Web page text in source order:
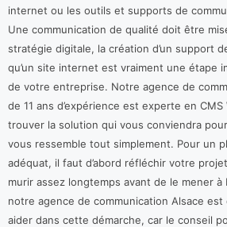
internet ou les outils et supports de
Une communication de qualité doit être
stratégie digitale, la création d’un support
qu’un site internet est vraiment une étape
de votre entreprise. Notre agence de
de 11 ans d’expérience est experte en
trouver la solution qui vous conviendra
vous ressemble tout simplement. Pour un
adéquat, il faut d’abord réfléchir votre
murir assez longtemps avant de le mener à
notre agence de communication Alsace
aider dans cette démarche, car le conseil